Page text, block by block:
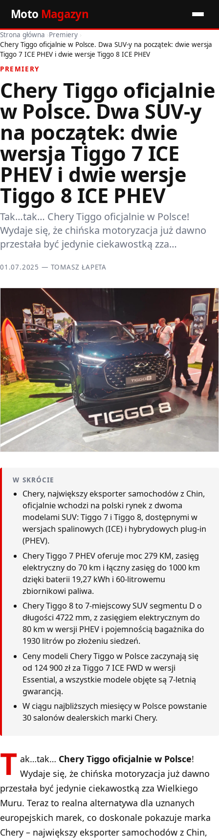
Moto Magazyn
Start
Premiery
Porady motoryzacyjne
Pozostałe artykuły
Strona główna ›Premiery ›
Chery Tiggo oficjalnie w Polsce. Dwa SUV-y na początek: dwie wersja
Tiggo 7 ICE PHEV i dwie wersje Tiggo 8 ICE PHEV
PREMIERY
Chery Tiggo oficjalnie
w Polsce. Dwa SUV-y
na początek: dwie
wersja Tiggo 7 ICE
PHEV i dwie wersje
Tiggo 8 ICE PHEV
Tak…tak… Chery Tiggo oficjalnie w Polsce!
Wydaje się, że chińska motoryzacja już dawno
przestała być jedynie ciekawostką zza…
01.07.2025 — TOMASZ ŁAPETA
W SKRÓCIE
Chery, największy eksporter samochodów z Chin,
oficjalnie wchodzi na polski rynek z dwoma
modelami SUV: Tiggo 7 i Tiggo 8, dostępnymi w
wersjach spalinowych (ICE) i hybrydowych plug-in
(PHEV).
Chery Tiggo 7 PHEV oferuje moc 279 KM, zasięg
elektryczny do 70 km i łączny zasięg do 1000 km
dzięki baterii 19,27 kWh i 60-litrowemu
zbiornikowi paliwa.
Chery Tiggo 8 to 7-miejscowy SUV segmentu D o
długości 4722 mm, z zasięgiem elektrycznym do
80 km w wersji PHEV i pojemnością bagażnika do
1930 litrów po złożeniu siedzeń.
Ceny modeli Chery Tiggo w Polsce zaczynają się
od 124 900 zł za Tiggo 7 ICE FWD w wersji
Essential, a wszystkie modele objęte są 7-letnią
gwarancją.
W ciągu najbliższych miesięcy w Polsce powstanie
30 salonów dealerskich marki Chery.
T ak…tak… Chery Tiggo oficjalnie w Polsce!
Wydaje się, że chińska motoryzacja już dawno
przestała być jedynie ciekawostką zza Wielkiego
Muru. Teraz to realna alternatywa dla uznanych
europejskich marek, co doskonale pokazuje marka
Chery – największy eksporter samochodów z Chin,